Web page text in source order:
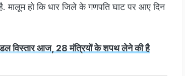
मालूम हो कि धार जिले के गणपति घाट पर आए दिन
विस्तार आज, 28 मंत्रियों के शपथ लेने की है